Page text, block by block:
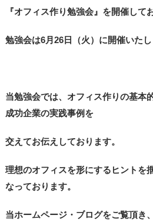
『オフィス作り勉強会』を開催して
勉強会は6月26日（火）に開催いたし
当勉強会では、オフィス作りの基本
成功企業の実践事例を
交えてお伝えしております。
理想のオフィスを形にするヒントを
なっております。
当ホームページ・ブログをご覧頂き